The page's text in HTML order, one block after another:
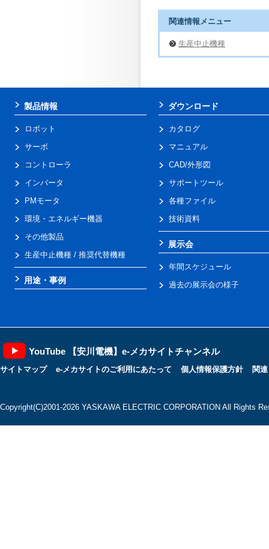
関連情報メニュー
生産中止機種
製品情報
ロボット
サーボ
コントローラ
インバータ
PMモータ
環境・エネルギー機器
その他製品
生産中止機種 / 推奨代替機種
用途・事例
ダウンロード
カタログ
マニュアル
CAD/外形図
サポートツール
各種ファイル
技術資料
展示会
年間スケジュール
過去の展示会の様子
YouTube 【安川電機】e-メカサイトチャンネル
サイトマップ e-メカサイトのご利用にあたって 個人情報保護方針 関
Copyright(C)2001‐2026 YASKAWA ELECTRIC CORPORATION All Rights